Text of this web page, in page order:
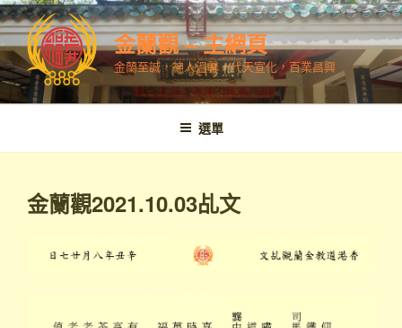
跳
至
內
容
金蘭觀 – 主網頁
金蘭至誠，神人溫馨，代天宣化，百業昌興
選單
金蘭觀2021.10.03乩文